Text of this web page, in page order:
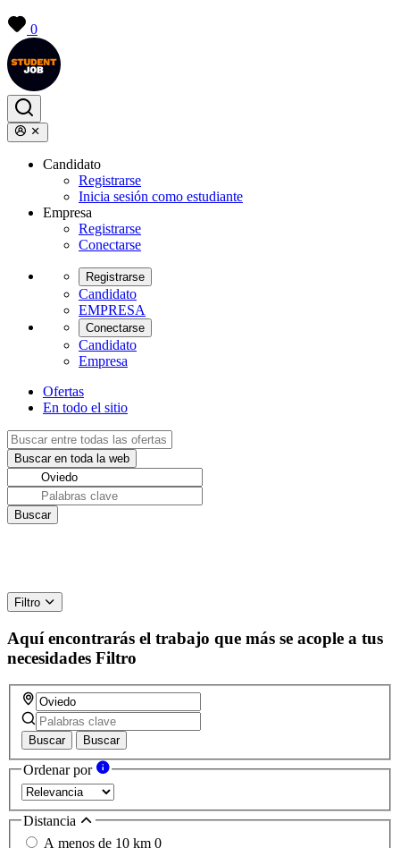
0
Candidato
Registrarse
Inicia sesión como estudiante
Empresa
Registrarse
Conectarse
Registrarse
Candidato
EMPRESA
Conectarse
Candidato
Empresa
Ofertas
En todo el sitio
Filtro
Aquí encontrarás el trabajo que más se acople a tus
necesidades Filtro
Buscar Buscar
Ordenar por
Distancia
A menos de 10 km 0